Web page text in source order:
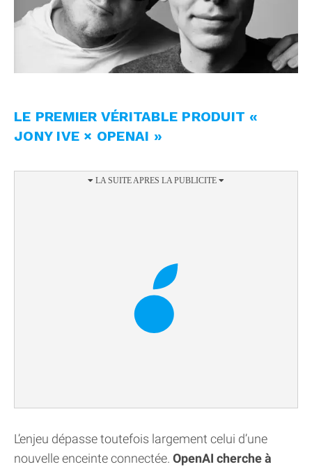
LE PREMIER VÉRITABLE PRODUIT «
JONY IVE × OPENAI »
L’enjeu dépasse toutefois largement celui d’une
nouvelle enceinte connectée. OpenAI cherche à